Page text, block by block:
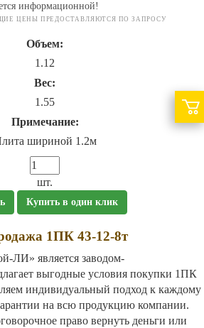
информационной!
ЦЕНЫ ПРЕДОСТАВЛЯЮТСЯ ПО ЗАПРОСУ
Объем:
1.12
Вес:
1.55
Примечание:
шириной 1.2м
шт.
Купить в один клик
1ПК 43-12-8т
ЛИ» является заводом-
выгодные условия покупки 1ПК
индивидуальный подход к каждому
на всю продукцию компании.
право вернуть деньги или